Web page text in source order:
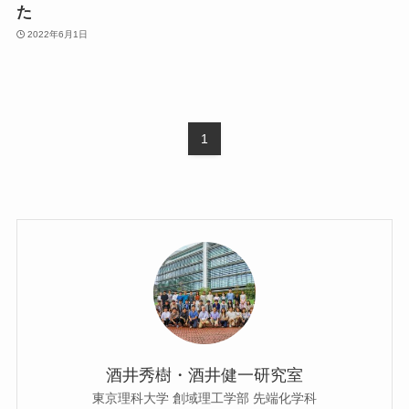
た
2022年6月1日
1
酒井秀樹・酒井健一研究室
東京理科大学 創域理工学部 先端化学科